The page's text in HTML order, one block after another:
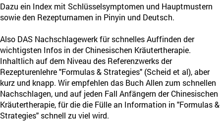
Dazu ein Index mit Schlüsselsymptomen und Hauptmustern
sowie den Rezepturnamen in Pinyin und Deutsch.
Also DAS Nachschlagewerk für schnelles Auffinden der
wichtigsten Infos in der Chinesischen Kräutertherapie.
Inhaltlich auf dem Niveau des Referenzwerks der
Rezepturenlehre "Formulas & Strategies" (Scheid et al), aber
kurz und knapp. Wir empfehlen das Buch Allen zum schnellen
Nachschlagen, und auf jeden Fall Anfängern der Chinesischen
Kräutertherapie, für die die Fülle an Information in "Formulas &
Strategies" schnell zu viel wird.